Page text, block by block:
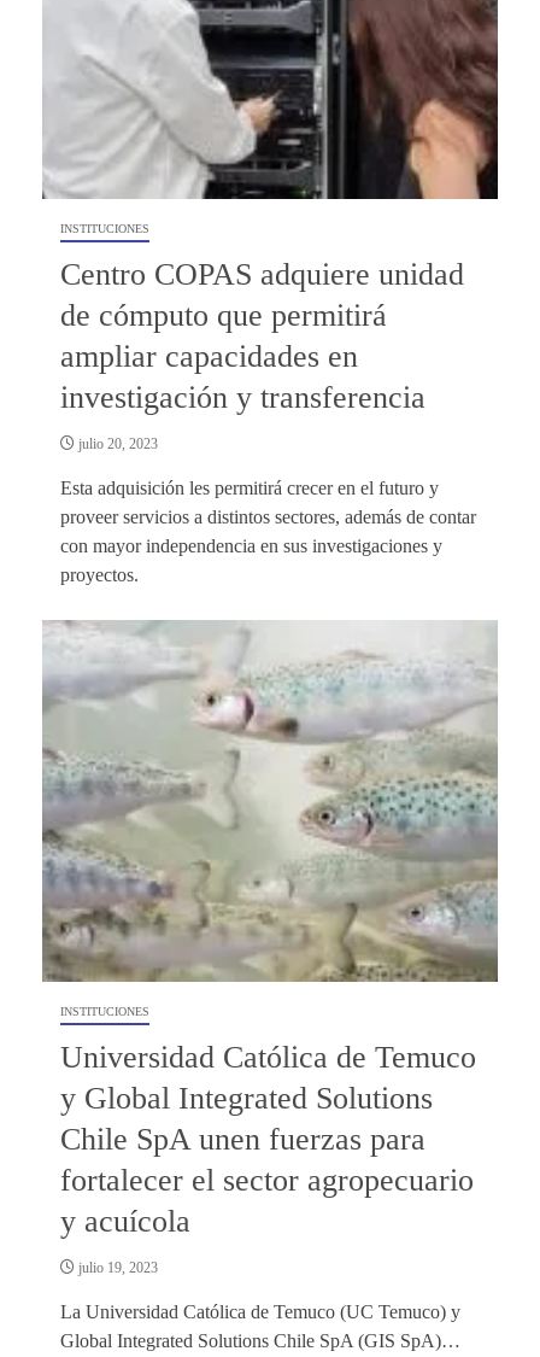
INSTITUCIONES
Centro COPAS adquiere unidad
de cómputo que permitirá
ampliar capacidades en
investigación y transferencia
julio 20, 2023
Esta adquisición les permitirá crecer en el futuro y
proveer servicios a distintos sectores, además de contar
con mayor independencia en sus investigaciones y
proyectos.
INSTITUCIONES
Universidad Católica de Temuco
y Global Integrated Solutions
Chile SpA unen fuerzas para
fortalecer el sector agropecuario
y acuícola
julio 19, 2023
La Universidad Católica de Temuco (UC Temuco) y
Global Integrated Solutions Chile SpA (GIS SpA)…